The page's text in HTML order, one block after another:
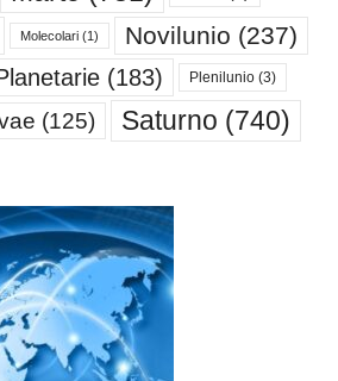
Molecolari (1) Novilunio (237)
(183) Plenilunio (3)
(125) Saturno (740)